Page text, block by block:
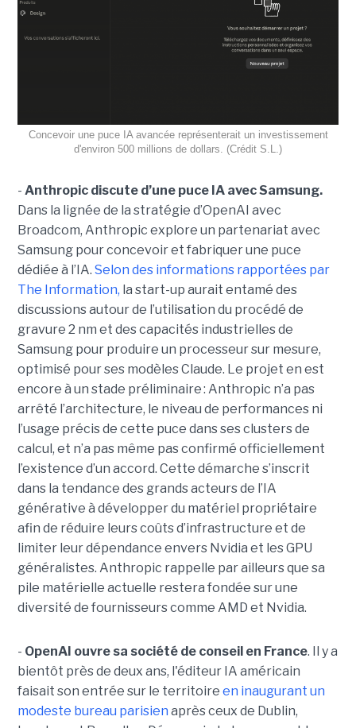
Concevoir une puce IA avancée représenterait un investissement
d'environ 500 millions de dollars. (Crédit S.L.)
- Anthropic discute d’une puce IA avec Samsung.
Dans la lignée de la stratégie d’OpenAI avec
Broadcom, Anthropic explore un partenariat avec
Samsung pour concevoir et fabriquer une puce
dédiée à l’IA. Selon des informations rapportées par
The Information, la start-up aurait entamé des
discussions autour de l’utilisation du procédé de
gravure 2 nm et des capacités industrielles de
Samsung pour produire un processeur sur mesure,
optimisé pour ses modèles Claude. Le projet en est
encore à un stade préliminaire : Anthropic n’a pas
arrêté l’architecture, le niveau de performances ni
l’usage précis de cette puce dans ses clusters de
calcul, et n’a pas même pas confirmé officiellement
l’existence d’un accord. Cette démarche s’inscrit
dans la tendance des grands acteurs de l’IA
générative à développer du matériel propriétaire
afin de réduire leurs coûts d’infrastructure et de
limiter leur dépendance envers Nvidia et les GPU
généralistes. Anthropic rappelle par ailleurs que sa
pile matérielle actuelle restera fondée sur une
diversité de fournisseurs comme AMD et Nvidia.
- OpenAI ouvre sa société de conseil en France. Il y a
bientôt près de deux ans, l'éditeur IA américain
faisait son entrée sur le territoire en inaugurant un
modeste bureau parisien après ceux de Dublin,